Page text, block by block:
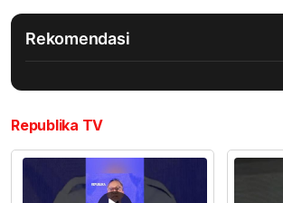
Rekomendasi
Republika TV